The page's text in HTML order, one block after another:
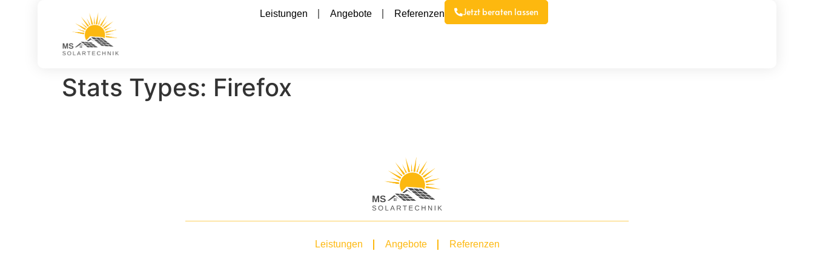
Leistungen Angebote Referenzen Jetzt beraten lassen
Stats Types: Firefox
Leistungen Angebote Referenzen